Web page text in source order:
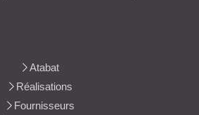
Atabat
Réalisations
Fournisseurs